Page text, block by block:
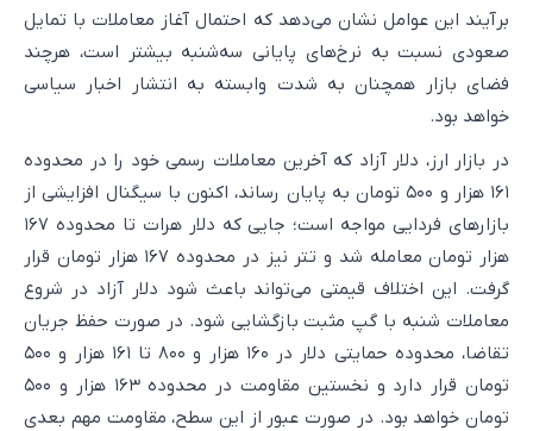
برآیند این عوامل نشان می‌دهد که احتمال آغاز معاملات با تمایل
صعودی نسبت به نرخ‌های پایانی سه‌شنبه بیشتر است، هرچند
فضای بازار همچنان به شدت وابسته به انتشار اخبار سیاسی
خواهد بود.
در بازار ارز، دلار آزاد که آخرین معاملات رسمی خود را در محدوده
۱۶۱ هزار و ۵۰۰ تومان به پایان رساند، اکنون با سیگنال افزایشی از
بازارهای فردایی مواجه است؛ جایی که دلار هرات تا محدوده ۱۶۷
هزار تومان معامله شد و تتر نیز در محدوده ۱۶۷ هزار تومان قرار
گرفت. این اختلاف قیمتی می‌تواند باعث شود دلار آزاد در شروع
معاملات شنبه با گپ مثبت بازگشایی شود. در صورت حفظ جریان
تقاضا، محدوده حمایتی دلار در ۱۶۰ هزار و ۸۰۰ تا ۱۶۱ هزار و ۵۰۰
تومان قرار دارد و نخستین مقاومت در محدوده ۱۶۳ هزار و ۵۰۰
تومان خواهد بود. در صورت عبور از این سطح، مقاومت مهم بعدی